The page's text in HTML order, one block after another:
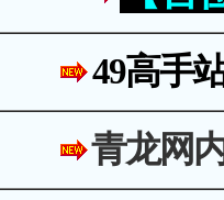
49高手
青龙网